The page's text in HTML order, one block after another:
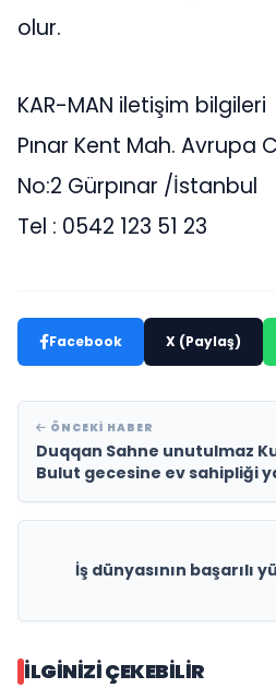
olur.
KAR-MAN iletişim bilgileri
Pınar Kent Mah. Avrupa
No:2 Gürpınar /İstanbul
Tel : 0542 123 51 23
Facebook X (Paylaş)
ÖNCEKI HABER
Duqqan Sahne unutulmaz
Bulut gecesine ev sahipliği
İş dünyasının başarılı
İLGINIZI ÇEKEBILIR